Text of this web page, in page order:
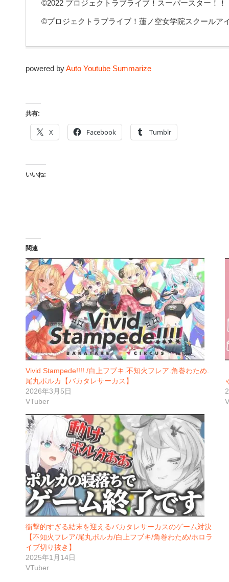
©2022 プロジェクトラブライブ！スーパースター！！
©プロジェクトラブライブ！蓮ノ空女学院スクールア
powered byAuto Youtube Summarize
共有:
X Facebook Tumblr
いいね:
関連
Vivid Stampede!!!! /白上フブキ.不知火フレア.角巻わため.
尾丸ポルカ【バカタレサーカス】
2026年3月5日
VTuber
衝撃的すぎる結末を迎えるバカタレサーカスのゲーム対決
【不知火フレア/尾丸ポルカ/白上フブキ/角巻わため/ホロラ
イブ切り抜き】
2025年1月14日
VTuber